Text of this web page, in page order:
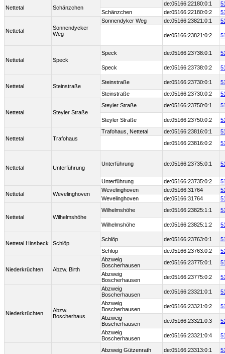
Nettetal Schänzchen
de:05166:22180:0:1
Schänzchen
de:05166:22180:0:2
Nettetal
Sonnendycker
Weg
Sonnendyker Weg de:05166:23821:0:1
de:05166:23821:0:2
Nettetal Speck
Speck de:05166:23738:0:1
Speck de:05166:23738:0:2
Nettetal Steinstraße
Steinstraße de:05166:23730:0:1
Steinstraße
de:05166:23730:0:2
Nettetal Steyler Straße
Steyler Straße de:05166:23750:0:1
Steyler Straße de:05166:23750:0:2
Nettetal Trafohaus
Trafohaus, Nettetal de:05166:23816:0:1
de:05166:23816:0:2
Nettetal Unterführung
Unterführung de:05166:23735:0:1
Unterführung de:05166:23735:0:2
Nettetal Wevelinghoven
Wevelinghoven de:05166:31764
Wevelinghoven
de:05166:31764
Nettetal Wilhelmshöhe
Wilhelmshöhe de:05166:23825:1:1
Wilhelmshöhe de:05166:23825:1:2
Nettetal Hinsbeck Schlöp
Schlöp de:05166:23763:0:1
Schlöp
de:05166:23763:0:2
Niederkrüchten Abzw. Birth
Abzweig
Boscherhausen
de:05166:23775:0:1
Abzweig
Boscherhausen
de:05166:23775:0:2
Niederkrüchten
Abzw.
Boscherhaus.
Abzweig
Boscherhausen
de:05166:23321:0:1
Abzweig
Boscherhausen
de:05166:23321:0:2
Abzweig
Boscherhausen
de:05166:23321:0:3
Abzweig
Boscherhausen
de:05166:23321:0:4
Abzweig Gützenrath de:05166:23313:0:1